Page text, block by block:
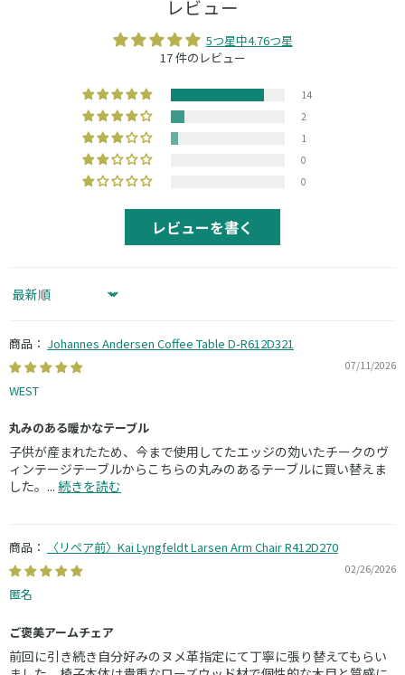
レビュー
5つ星中4.76つ星
17 件のレビュー
14
2
1
0
0
レビューを書く
Sort by
Johannes Andersen Coffee Table D-R612D321
07/11/2026
WEST
丸みのある暖かなテーブル
子供が産まれたため、今まで使用してたエッジの効いたチークのヴ
ィンテージテーブルからこちらの丸みのあるテーブルに買い替えま
した。... 続きを読む
〈リペア前〉Kai Lyngfeldt Larsen Arm Chair R412D270
02/26/2026
匿名
ご褒美アームチェア
前回に引き続き自分好みのヌメ革指定にて丁寧に張り替えてもらい